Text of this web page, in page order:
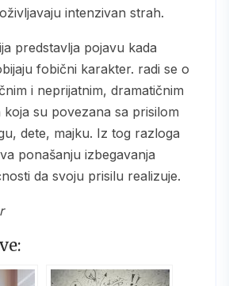
intenzivan strah.
fobični karakter. radi se o
i neprijatnim, dramatičnim
koja su povezana sa prisilom
dete, majku. Iz tog razloga
ponašanju izbegavanja
da svoju prisilu realizuje.